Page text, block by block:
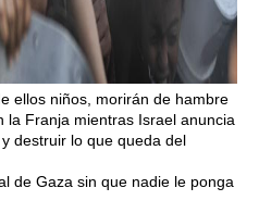
ellos niños, morirán de hambre
la Franja mientras Israel anuncia
destruir lo que queda del
de Gaza sin que nadie le ponga